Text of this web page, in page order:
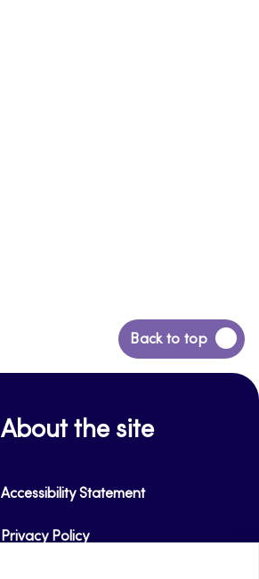
Back to top
Back
to
About the site
Accessibility Statement
Privacy Policy